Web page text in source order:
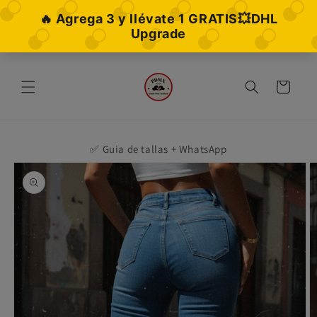
Ir
directamente
al contenido
Carrito
✅ Guia de tallas + WhatsApp
directamente
a la
información
del producto